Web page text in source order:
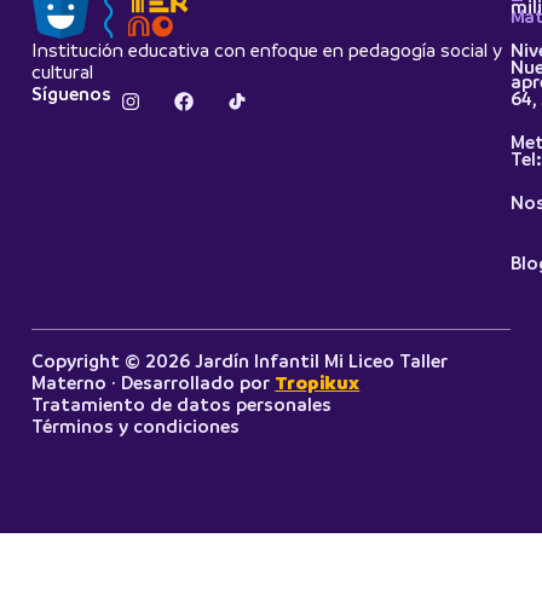
Institución educativa con enfoque en pedagogía social y
cultural
Síguenos
Copyright © 2026 Jardín Infantil Mi Liceo Taller
Materno · Desarrollado por Tropikux
Tratamiento de datos personales
Términos y condiciones